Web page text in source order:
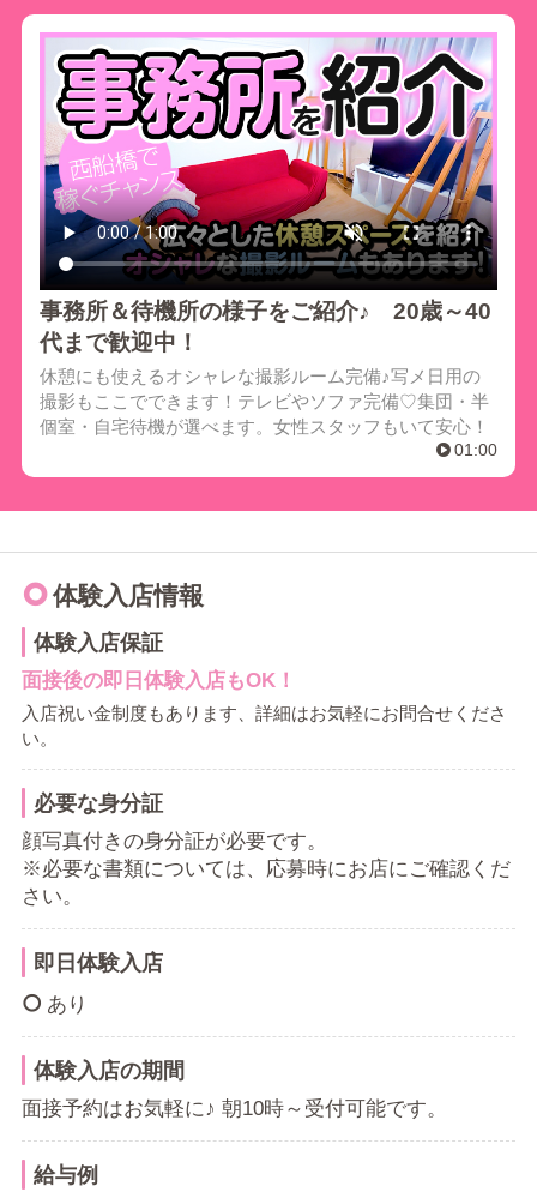
事務所＆待機所の様子をご紹介♪ 20歳～40
代まで歓迎中！
休憩にも使えるオシャレな撮影ルーム完備♪写メ日用の
撮影もここでできます！テレビやソファ完備♡集団・半
個室・自宅待機が選べます。女性スタッフもいて安心！
01:00
体験入店情報
体験入店保証
面接後の即日体験入店もOK！
入店祝い金制度もあります、詳細はお気軽にお問合せくださ
い。
必要な身分証
顔写真付きの身分証が必要です。
※必要な書類については、応募時にお店にご確認くだ
さい。
即日体験入店
あり
体験入店の期間
面接予約はお気軽に♪ 朝10時～受付可能です。
給与例